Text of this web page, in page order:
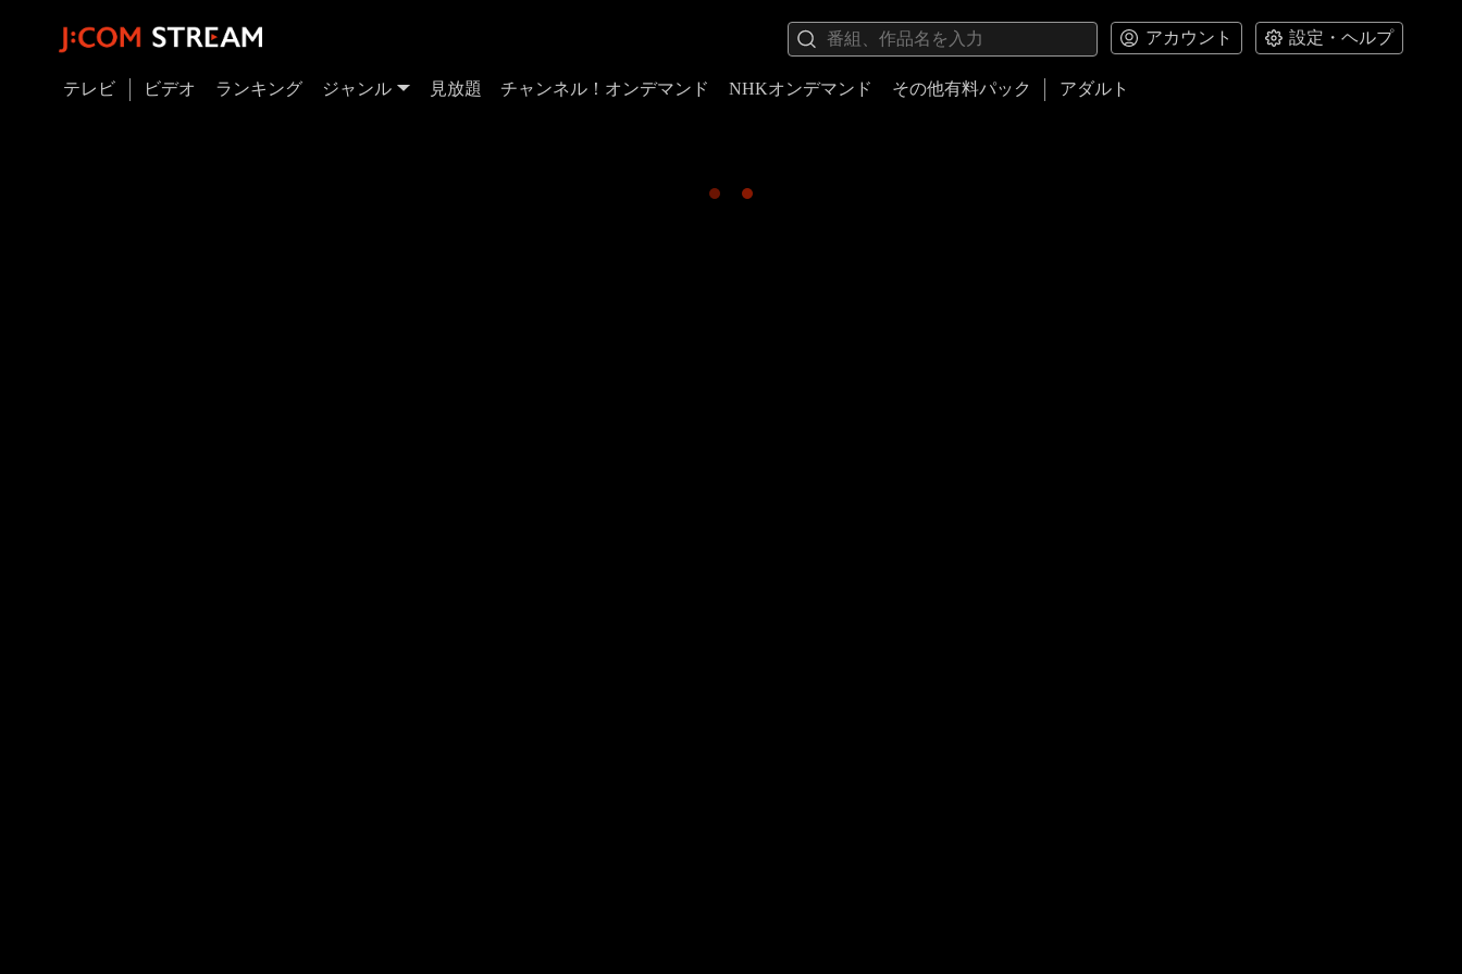
アカウント 設定・ヘルプ
テレビ ビデオ ランキング ジャンル 見放題 チャンネル！オンデマンド NHKオンデマンド その他有料パック アダルト